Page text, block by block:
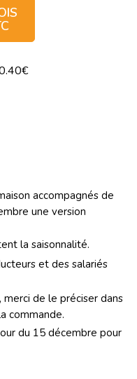
accompagnés de
une version
la saisonnalité.
et des salariés
, merci de le préciser dans
commande.
du 15 décembre pour